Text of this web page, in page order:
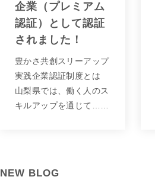
企業（プレミアム
認証）として認証
されました！
豊かさ共創スリーアップ
実践企業認証制度とは
山梨県では、働く人のス
キルアップを通じて……
NEW BLOG